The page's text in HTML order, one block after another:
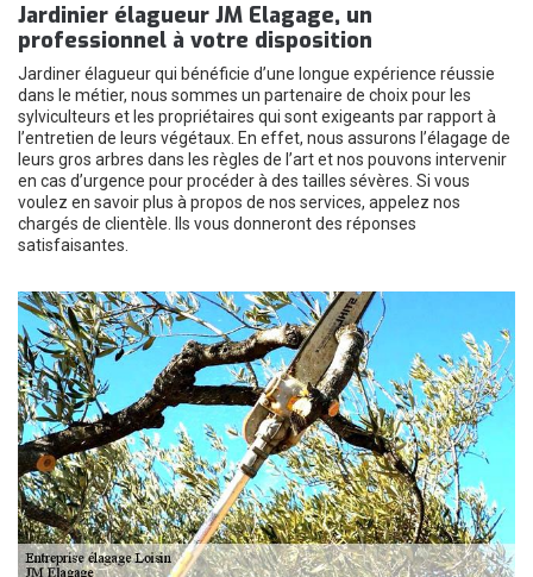
Jardinier élagueur JM Elagage, un
professionnel à votre disposition
Jardiner élagueur qui bénéficie d’une longue expérience réussie
dans le métier, nous sommes un partenaire de choix pour les
sylviculteurs et les propriétaires qui sont exigeants par rapport à
l’entretien de leurs végétaux. En effet, nous assurons l’élagage de
leurs gros arbres dans les règles de l’art et nos pouvons intervenir
en cas d’urgence pour procéder à des tailles sévères. Si vous
voulez en savoir plus à propos de nos services, appelez nos
chargés de clientèle. Ils vous donneront des réponses
satisfaisantes.